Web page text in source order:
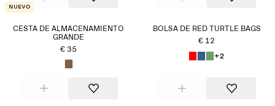
Nuevo
CESTA DE ALMACENAMIENTO
GRANDE
€ 35
BOLSA DE RED TURTLE BAGS
€ 12
+2